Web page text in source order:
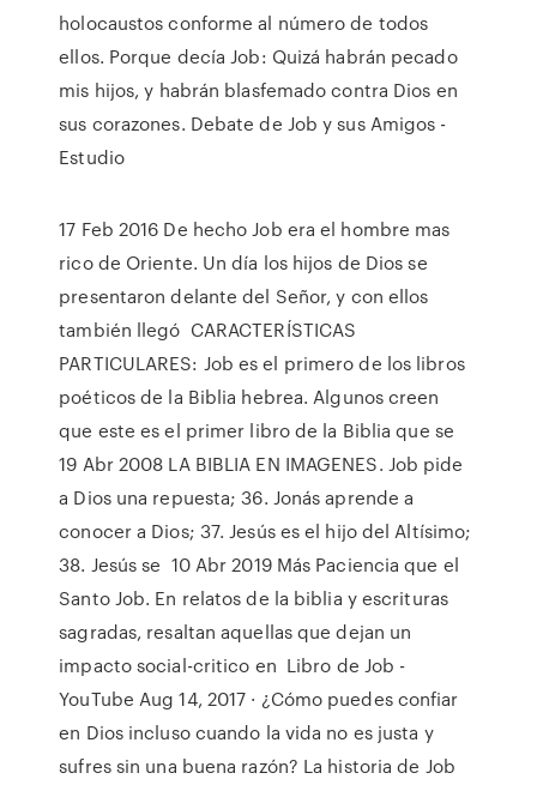
holocaustos conforme al número de todos
ellos. Porque decía Job: Quizá habrán pecado
mis hijos, y habrán blasfemado contra Dios en
sus corazones. Debate de Job y sus Amigos -
Estudio
17 Feb 2016 De hecho Job era el hombre mas
rico de Oriente. Un día los hijos de Dios se
presentaron delante del Señor, y con ellos
también llegó CARACTERÍSTICAS
PARTICULARES: Job es el primero de los libros
poéticos de la Biblia hebrea. Algunos creen
que este es el primer libro de la Biblia que se
19 Abr 2008 LA BIBLIA EN IMAGENES. Job pide
a Dios una repuesta; 36. Jonás aprende a
conocer a Dios; 37. Jesús es el hijo del Altísimo;
38. Jesús se 10 Abr 2019 Más Paciencia que el
Santo Job. En relatos de la biblia y escrituras
sagradas, resaltan aquellas que dejan un
impacto social-critico en Libro de Job -
YouTube Aug 14, 2017 · ¿Cómo puedes confiar
en Dios incluso cuando la vida no es justa y
sufres sin una buena razón? La historia de Job